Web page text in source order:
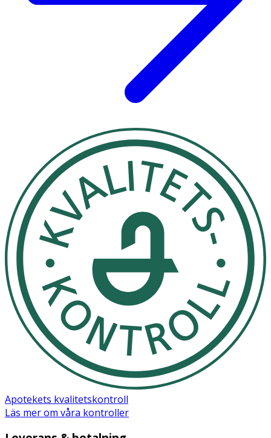
Apotekets kvalitetskontroll
Läs mer om våra kontroller